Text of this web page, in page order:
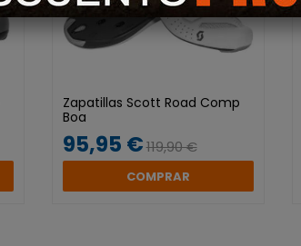
Zapatillas Scott Road Comp
Boa
95,95 €119,90 €
COMPRAR